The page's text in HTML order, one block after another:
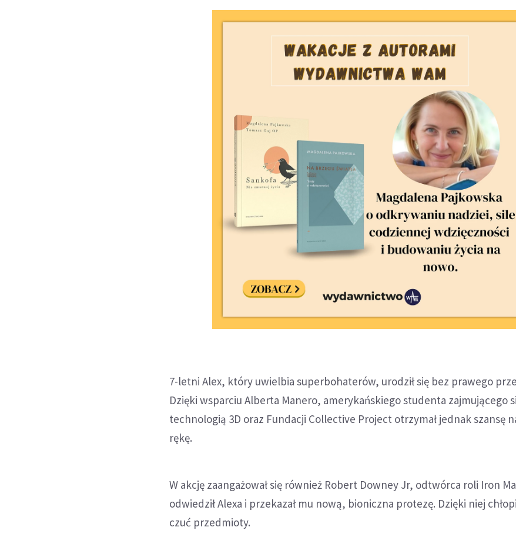
7-letni Alex, który uwielbia superbohaterów, urodził się bez prawego
Dzięki wsparciu Alberta Manero, amerykańskiego studenta zajmującego
technologią 3D oraz Fundacji Collective Project otrzymał jednak szansę
rękę.
W akcję zaangażował się również Robert Downey Jr, odtwórca roli Iron
odwiedził Alexa i przekazał mu nową, bioniczna protezę. Dzięki niej
czuć przedmioty.